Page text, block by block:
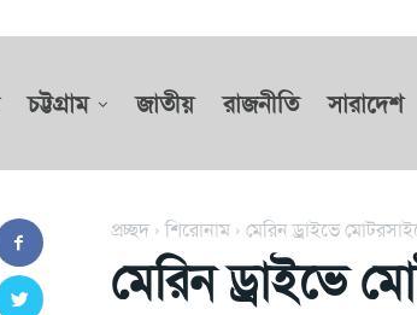
চট্টগ্রাম জাতীয় রাজনীতি সারাদেশ
প্রচ্ছদ শিরোনাম মেরিন ড্রাইভে
মেরিন ড্রাইভে